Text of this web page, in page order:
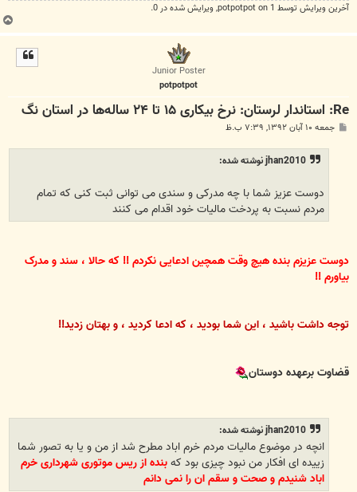
آخرین ويرايش توسط 1 on potpotpot, ويرايش شده در 0.
ب
ا
Junior Poster
potpotpot
Re: استاندار لرستان: نرخ بیکاری ۱۵ تا ۲۴ ساله‌ها در استان نگ
پ جمعه ۱۰ آبان ۱۳۹۲, ۷:۳۹ ب.ظ
jhan2010 نوشته شده:
دوست عزیز شما با چه مدرکی و سندی می توانی ثبت کنی که تمام
مردم نسبت به پردخت مالیات خود اقدام می کنند
دوست عزیزم بنده هیچ وقت همچین ادعایی نکردم !! که حالا ، سند و مدرک
بیاورم !!
توجه داشت باشید ، این شما بودید ، که ادعا کردید ، و بهتان زدید!!
قضاوت برعهده دوستان
jhan2010 نوشته شده:
انچه در موضوع مالیات مردم خرم اباد مطرح شد از من و یا به تصور شما
زییده ای افکار من نبود چیزی بود کهبنده از ریس موتوری شهرداری خرم
اباد شنیدم و صحت و سقم ان را نمی دانم